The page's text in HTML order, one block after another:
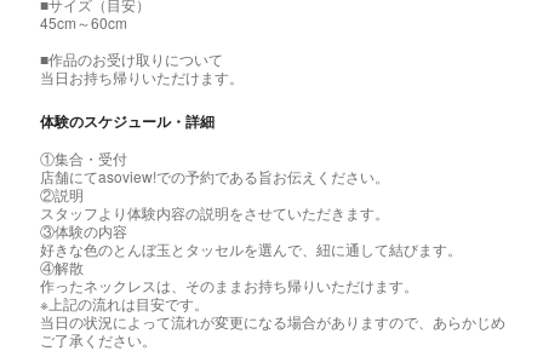
■サイズ（目安）
45cm～60cm
■作品のお受け取りについて
当日お持ち帰りいただけます。
体験のスケジュール・詳細
①集合・受付
店舗にてasoview!での予約である旨お伝えください。
②説明
スタッフより体験内容の説明をさせていただきます。
③体験の内容
好きな色のとんぼ玉とタッセルを選んで、紐に通して結びます。
④解散
作ったネックレスは、そのままお持ち帰りいただけます。
※上記の流れは目安です。
当日の状況によって流れが変更になる場合がありますので、あらかじめ
ご了承ください。